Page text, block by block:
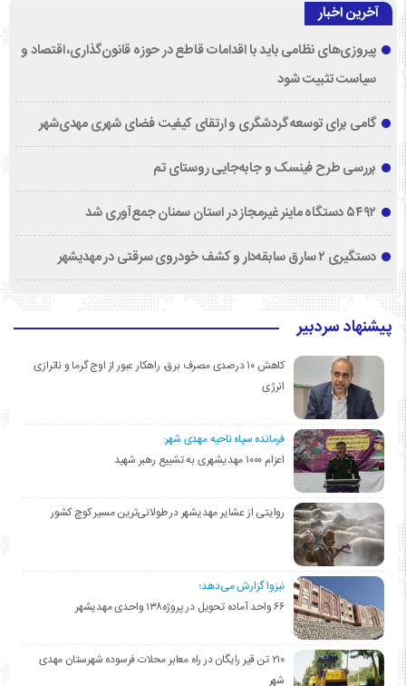
آخرین اخبار
پیروزی‌های نظامی باید با اقدامات قاطع در حوزه قانون‌گذاری، اقتصاد و
سیاست تثبیت شود
گامی برای توسعه گردشگری و ارتقای کیفیت فضای شهری مهدی‌شهر
بررسی طرح فینسک و جابه‌جایی روستای تم
۵۴۹۲ دستگاه ماینر غیرمجاز در استان سمنان جمع‌آوری شد
دستگیری ۲ سارق سابقه‌دار و کشف خودروی سرقتی در مهدیشهر
پیشنهاد سردبیر
کاهش ۱۰ درصدی مصرف برق، راهکار عبور از اوج گرما و ناترازی
انرژی
فرمانده سپاه ناحیه مهدی شهر:
اعزام ۱۰۰۰ مهدیشهری به تشییع رهبر شهید
روایتی از عشایر مهدیشهر در طولانی‌ترین مسیر کوچ کشور
نیزوا گزارش می‌دهد؛
۶۶ واحد آماده تحویل در پروژه۱۳۸ واحدی مهدیشهر
۲۱۰ تن قیر رایگان در راه معابر محلات فرسوده شهرستان مهدی
شهر